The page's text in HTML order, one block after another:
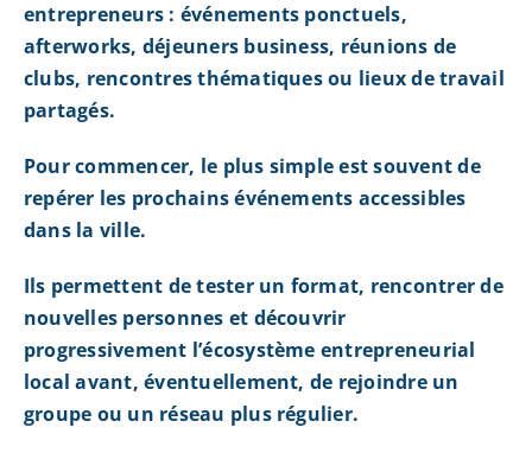
entrepreneurs : événements ponctuels,
afterworks, déjeuners business, réunions de
clubs, rencontres thématiques ou lieux de travail
partagés.
Pour commencer, le plus simple est souvent de
repérer les prochains événements accessibles
dans la ville.
Ils permettent de tester un format, rencontrer de
nouvelles personnes et découvrir
progressivement l’écosystème entrepreneurial
local avant, éventuellement, de rejoindre un
groupe ou un réseau plus régulier.